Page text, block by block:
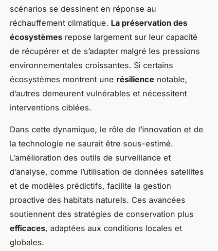
scénarios se dessinent en réponse au
réchauffement climatique. La préservation des
écosystèmes repose largement sur leur capacité
de récupérer et de s’adapter malgré les pressions
environnementales croissantes. Si certains
écosystèmes montrent une résilience notable,
d’autres demeurent vulnérables et nécessitent
interventions ciblées.
Dans cette dynamique, le rôle de l’innovation et de
la technologie ne saurait être sous-estimé.
L’amélioration des outils de surveillance et
d’analyse, comme l’utilisation de données satellites
et de modèles prédictifs, facilite la gestion
proactive des habitats naturels. Ces avancées
soutiennent des stratégies de conservation plus
efficaces, adaptées aux conditions locales et
globales.